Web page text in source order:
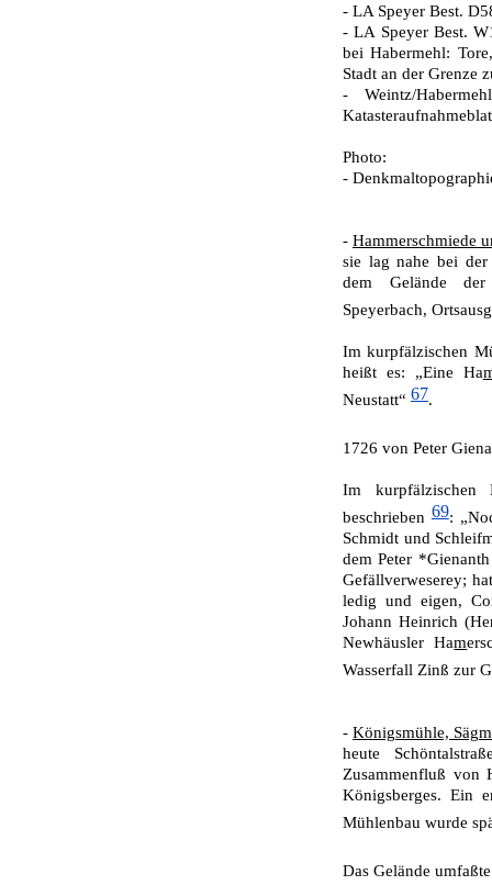
- LA Speyer Best.
- LA Speyer Best.
bei Habermehl:
Stadt an der Grenze
- Weintz/
Photo:
-
- Hammerschmiede
sie lag nahe bei der
dem Gelände der
Speyerbach,
Im kurpfälzischen
heißt es: „Eine Ha
Neustatt“ 67.
1726 von Peter
Im
beschrieben69:
Schmidt und
dem Peter
Gefällverweserey;
ledig und eigen,
Johann Heinrich
Ne­whäusler Ham
Wasserfall Zinß zur
- Königsmühle,
heute
Zusammenfluß von
Königsberges. Ein
Mühlenbau wurde
Das Gelände